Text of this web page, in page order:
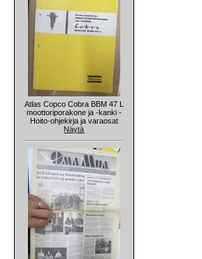
Atlas Copco Cobra BBM 47 L
moottoriporakone ja -kanki -
Hoito-ohjekirja ja varaosat
Näytä